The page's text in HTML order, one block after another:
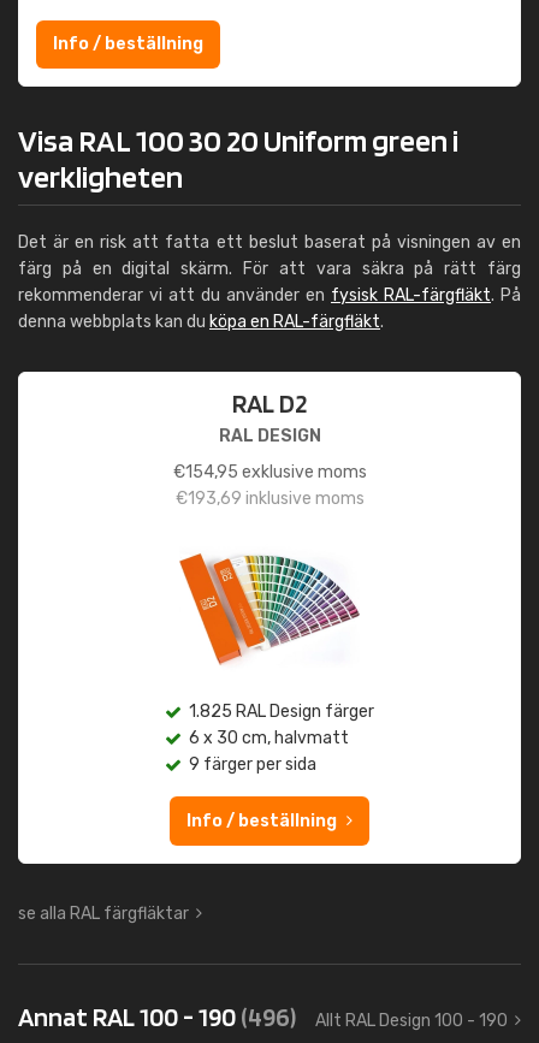
Info / beställning
Visa RAL 100 30 20 Uniform green i
verkligheten
Det är en risk att fatta ett beslut baserat på visningen av en
färg på en digital skärm. För att vara säkra på rätt färg
rekommenderar vi att du använder en fysisk RAL-färgfläkt. På
denna webbplats kan du köpa en RAL-färgfläkt.
RAL D2
RAL DESIGN
€154,95 exklusive moms
€193,69 inklusive moms
1.825 RAL Design färger
6 x 30 cm, halvmatt
9 färger per sida
Info / beställning
se alla RAL färgfläktar
Annat RAL 100 - 190(496) Allt RAL Design 100 - 190